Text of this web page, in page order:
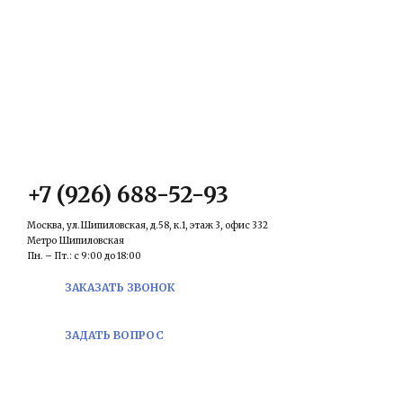
+7 (926) 688-52-93
Москва, ул.Шипиловская, д.58, к.1, этаж 3, офис 332
Метро Шипиловская
Пн. – Пт.: с 9:00 до 18:00
ЗАКАЗАТЬ ЗВОНОК
ЗАДАТЬ ВОПРОС